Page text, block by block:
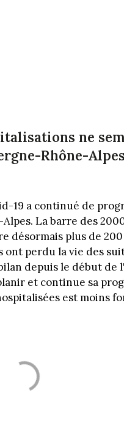
ne
Rhône-
19 a continué de
La barre des
désormais plus de 200
ont perdu la vie des
depuis le début de
et continue sa
est moins